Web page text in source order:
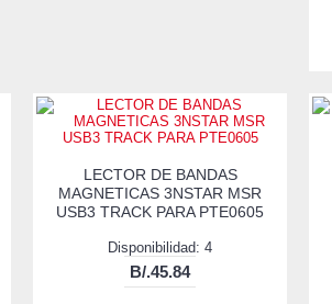
LECTOR DE BANDAS
MAGNETICAS 3NSTAR MSR
USB3 TRACK PARA PTE0605
Disponibilidad: 4
B/.45.84